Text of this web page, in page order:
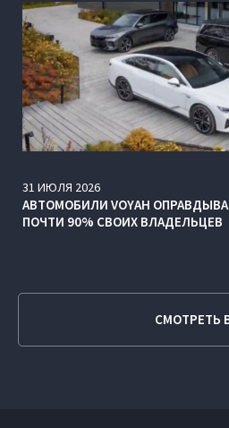
31 ИЮЛЯ 2026
АВТОМОБИЛИ VOYAH
ПОЧТИ 90% СВОИХ ВЛАДЕЛЬЦЕВ
СМОТРЕТЬ